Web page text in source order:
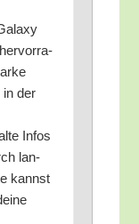
her­vor­ra­
in der
Infos
lan­
kannst